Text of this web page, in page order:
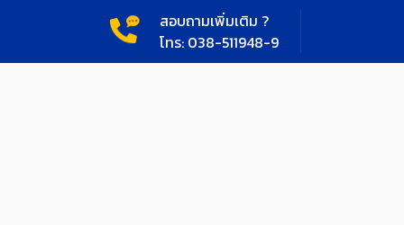
สอบถามเพิ่มเติม ?
โทร: 038-511948-9